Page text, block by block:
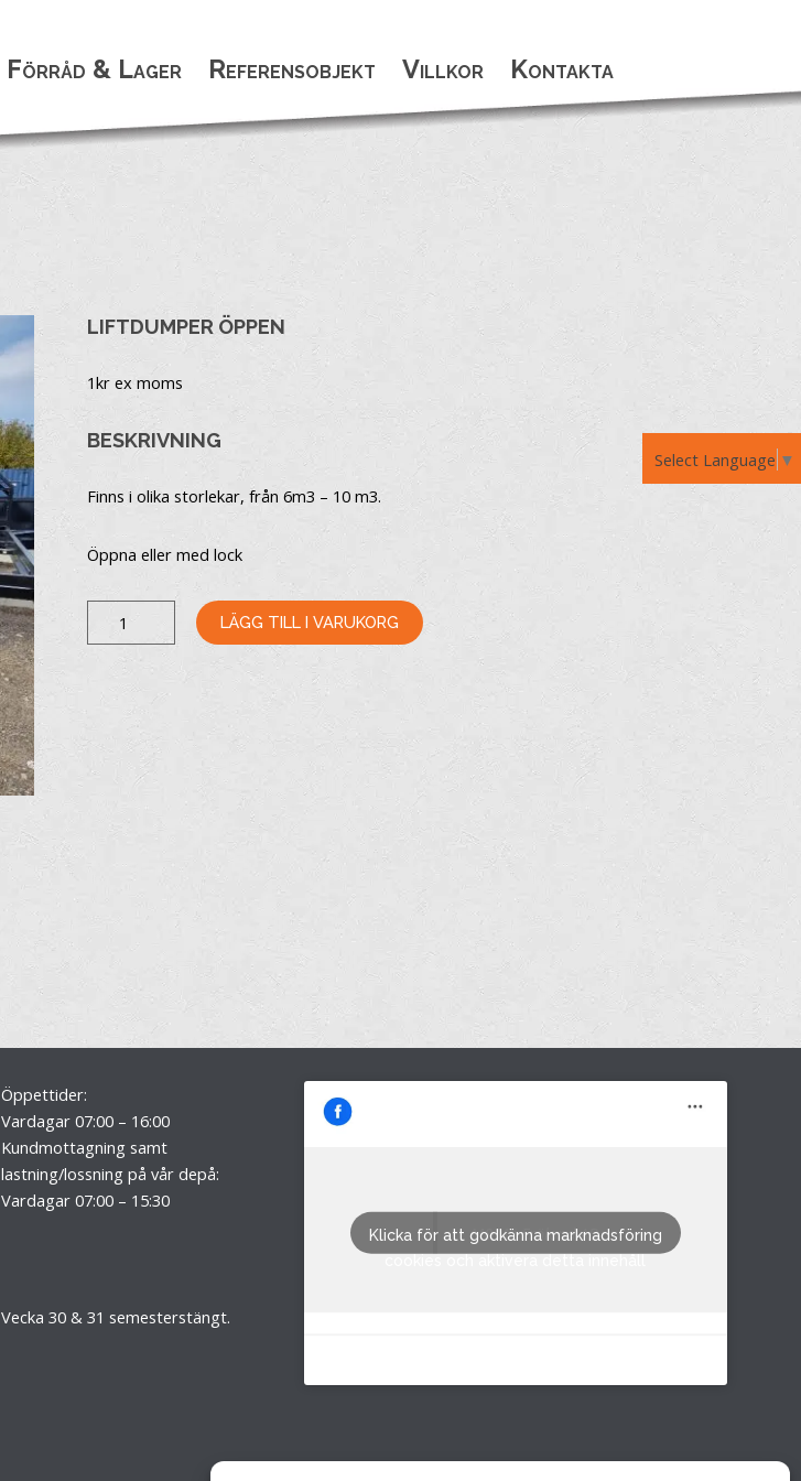
Förråd & Lager Referensobjekt Villkor Kontakta
Select Language ▼
LIFTDUMPER ÖPPEN
1kr ex moms
BESKRIVNING
Finns i olika storlekar, från 6m3 – 10 m3.
Öppna eller med lock
LÄGG TILL I VARUKORG
Öppettider:
Vardagar 07:00 – 16:00
Kundmottagning samt
lastning/lossning på vår depå:
Vardagar 07:00 – 15:30
Vecka 30 & 31 semesterstängt.
M&M i Fröland AB
Klicka för att godkänna marknadsföring
cookies och aktivera detta innehåll